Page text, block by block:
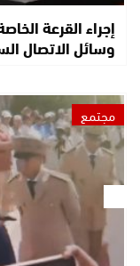
إجراء القرعة
وسائل الاتصال
مجتمع